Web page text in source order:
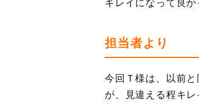
キレイになって良
担当者より
今回Ｔ様は、以前
が、見違える程キレ